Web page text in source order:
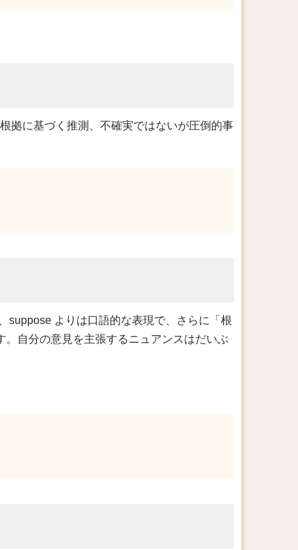
拠に基づく推測、不確実ではないが圧倒的事
suppose よりは口語的な表現で、さらに「根
自分の意見を主張するニュアンスはだいぶ